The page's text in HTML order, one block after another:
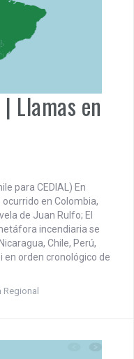
Llamas en
para CEDIAL) En
ocurrido en Colombia,
de Juan Rulfo; El
incendiaria se
Chile, Perú,
en orden cronológico de
Regional